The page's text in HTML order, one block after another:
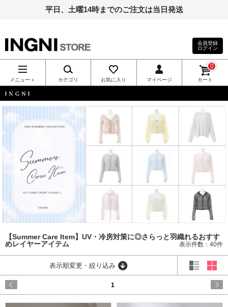
平日、土曜14時までのご注文は当日発送
INGNI（イン
グ）公式通
販｜INGNI
STORE
会員登録
ログイン
メニュー＋ カテゴリ お気に入り マイページ カート
0
INGNI
【Summer Care Item】UV・冷房対策に◎さらっと羽織れるおすす
めレイヤーアイテム
表示件数：40件
表示順変更・絞り込み
1